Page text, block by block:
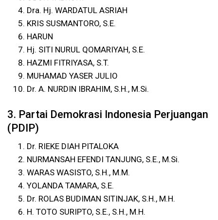
Dra. Hj. WARDATUL ASRIAH
KRIS SUSMANTORO, S.E.
HARUN
Hj. SITI NURUL QOMARIYAH, S.E.
HAZMI FITRIYASA, S.T.
MUHAMAD YASER JULIO
Dr. A. NURDIN IBRAHIM, S.H., M.Si.
3. Partai Demokrasi Indonesia Perjuangan
(PDIP)
Dr. RIEKE DIAH PITALOKA
NURMANSAH EFENDI TANJUNG, S.E., M.Si.
WARAS WASISTO, S.H., M.M.
YOLANDA TAMARA, S.E.
Dr. ROLAS BUDIMAN SITINJAK, S.H., M.H.
H. TOTO SURIPTO, S.E., S.H., M.H.